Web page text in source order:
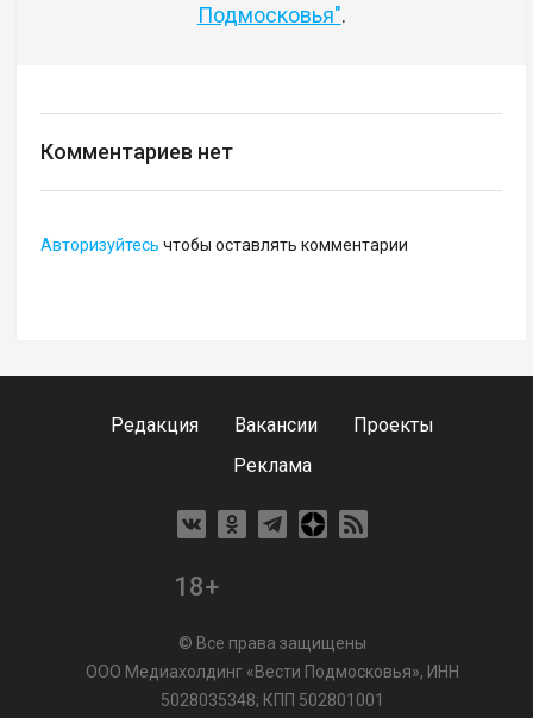
Подмосковья".
Комментариев нет
Авторизуйтесь чтобы оставлять комментарии
Редакция Вакансии
Проекты
Реклама
18+
© Все права защищены
ООО Медиахолдинг «Вести Подмосковья», ИНН
5028035348; КПП 502801001